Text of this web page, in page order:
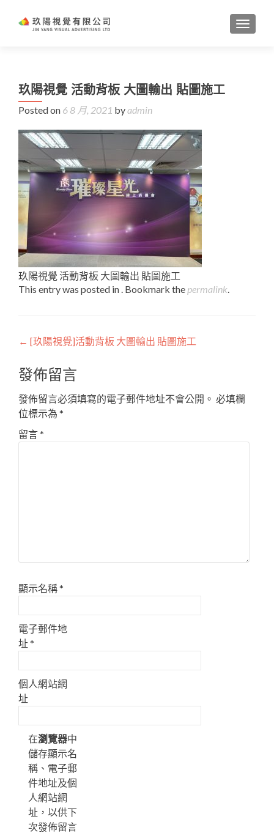
玖陽視覺 活動背板 大圖輸出 貼圖施工
Posted on 6 8 月, 2021 byadmin
玖陽視覺 活動背板 大圖輸出 貼圖施工
This entry was posted in . Bookmark the permalink.
Post
navigation
← [玖陽視覺]活動背板 大圖輸出 貼圖施工
發佈留言
發佈留言必須填寫的電子郵件地址不會公開。 必填欄
位標示為 *
留言*
顯示名稱*
電子郵件地
址*
個人網站網
址
在瀏覽器中
儲存顯示名
稱、電子郵
件地址及個
人網站網
址，以供下
次發佈留言